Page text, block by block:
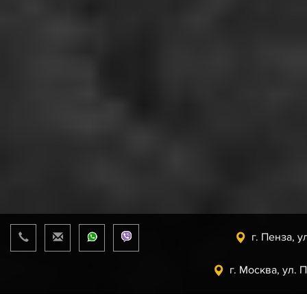
г. Пенза,
г. Москва, ул.